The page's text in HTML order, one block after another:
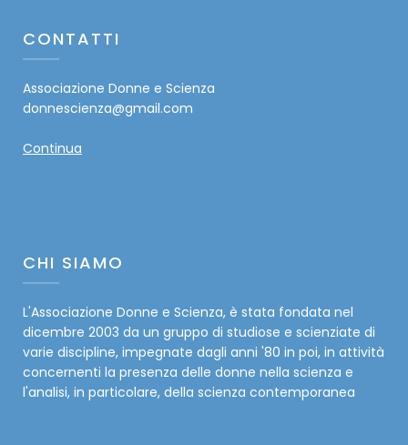
CONTATTI
Associazione Donne e Scienza
donnescienza@gmail.com
Continua
CHI SIAMO
L'Associazione Donne e Scienza, è stata fondata nel
dicembre 2003 da un gruppo di studiose e scienziate di
varie discipline, impegnate dagli anni '80 in poi, in attività
concernenti la presenza delle donne nella scienza e
l'analisi, in particolare, della scienza contemporanea